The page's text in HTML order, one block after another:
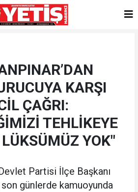
KARŞI
ÇAĞRI:
TEHLİKEYE
YOK"
Partisi İlçe Başkanı
günlerde kamuoyunda